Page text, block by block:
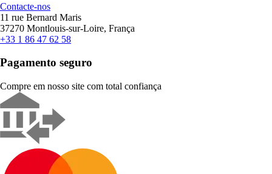
Contacte-nos
11 rue Bernard Maris
37270 Montlouis-sur-Loire, França
+33 1 86 47 62 58
Pagamento seguro
Compre em nosso site com total confiança